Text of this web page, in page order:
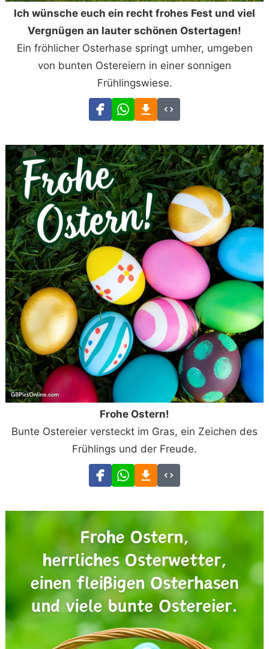
Ich wünsche euch ein recht frohes Fest und viel
Vergnügen an lauter schönen Ostertagen!
Ein fröhlicher Osterhase springt umher, umgeben
von bunten Ostereiern in einer sonnigen
Frühlingswiese.
Frohe Ostern!
Bunte Ostereier versteckt im Gras, ein Zeichen des
Frühlings und der Freude.